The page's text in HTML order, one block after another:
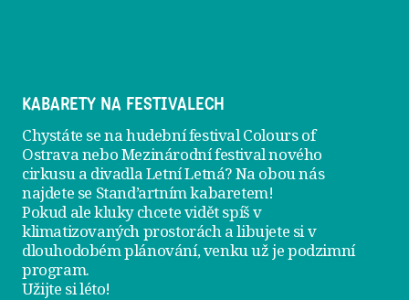
KABARETY NA FESTIVALECH
Chystáte se na hudební festival Colours of
Ostrava nebo Mezinárodní festival nového
cirkusu a divadla Letní Letná? Na obou nás
najdete se Stand’artním kabaretem!
Pokud ale kluky chcete vidět spíš v
klimatizovaných prostorách a libujete si v
dlouhodobém plánování, venku už jepodzimní
program.
Užijte si léto!